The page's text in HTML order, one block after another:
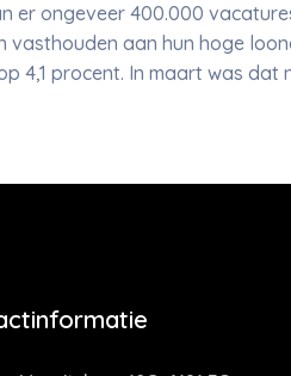
er ongeveer 400.000
aan hun hoge
4,1 procent. In maart was dat